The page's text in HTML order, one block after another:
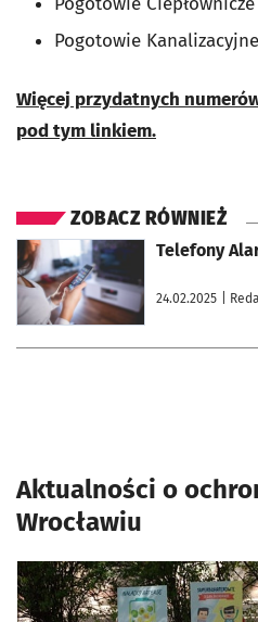
Pogotowie
Więcej przydatnych
pod tym linkiem.
ZOBACZ RÓWNIEŻ
Telefony
24.02.2025 |
otworzy się w nowej karcie
Aktualności o
Wrocławiu